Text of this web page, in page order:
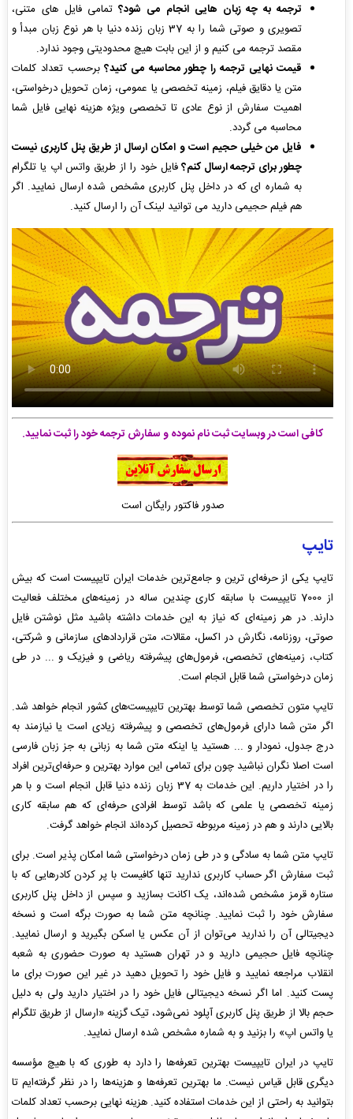
ترجمه به چه زبان هایی انجام می شود؟ تمامی فایل های متنی،
تصویری و صوتی شما را به 37 زبان زنده دنیا با هر نوع زبان مبدأ و
مقصد ترجمه می کنیم و از این بابت هیچ محدودیتی وجود ندارد.
قیمت نهایی ترجمه را چطور محاسبه می کنید؟برحسب تعداد کلمات
متن یا دقایق فیلم، زمینه تخصصی یا عمومی، زمان تحویل درخواستی،
اهمیت سفارش از نوع عادی تا تخصصی ویژه هزینه نهایی فایل شما
محاسبه می گردد.
فایل من خیلی حجیم است و امکان ارسال از طریق پنل کاربری نیست
چطور برای ترجمه ارسال کنم؟فایل خود را از طریق واتس اپ یا تلگرام
به شماره ای که در داخل پنل کاربری مشخص شده ارسال نمایید. اگر
هم فیلم حجیمی دارید می توانید لینک آن را ارسال کنید.
کافی است در وبسایت ثبت نام نموده و سفارش ترجمه خود را ثبت نمایید.
صدور فاکتور رایگان است
تایپ
تایپ یکی از حرفه‌ای ترین و جامع‌ترین خدمات ایران تایپیست است که بیش
از 7000 تایپیست با سابقه کاری چندین ساله در زمینه‌های مختلف فعالیت
دارند. در هر زمینه‌ای که نیاز به این خدمات داشته باشید مثل نوشتن فایل
صوتی، روزنامه، نگارش در اکسل، مقالات، متن قراردادهای سازمانی و شرکتی،
کتاب، زمینه‌های تخصصی، فرمول‌های پیشرفته ریاضی و فیزیک و ... در طی
زمان درخواستی شما قابل انجام است.
تایپ متون تخصصی شما توسط بهترین تایپیست‌های کشور انجام خواهد شد.
اگر متن شما دارای فرمول‌های تخصصی و پیشرفته زیادی است یا نیازمند به
درج جدول، نمودار و ... هستید یا اینکه متن شما به زبانی به جز زبان فارسی
است اصلا نگران نباشید چون برای تمامی این موارد بهترین و حرفه‌ای‌ترین افراد
را در اختیار داریم. این خدمات به 37 زبان زنده دنیا قابل انجام است و با هر
زمینه تخصصی یا علمی که باشد توسط افرادی حرفه‌ای که هم سابقه کاری
بالایی دارند و هم در زمینه مربوطه تحصیل کرده‌اند انجام خواهد گرفت.
تایپ متن شما به سادگی و در طی زمان درخواستی شما امکان پذیر است. برای
ثبت سفارش اگر حساب کاربری ندارید تنها کافیست با پر کردن کادرهایی که با
ستاره قرمز مشخص شده‌اند، یک اکانت بسازید و سپس از داخل پنل کاربری
سفارش خود را ثبت نمایید. چنانچه متن شما به صورت برگه است و نسخه
دیجیتالی آن را ندارید می‌توان از آن عکس یا اسکن بگیرید و ارسال نمایید.
چنانچه فایل حجیمی دارید و در تهران هستید به صورت حضوری به شعبه
انقلاب مراجعه نمایید و فایل خود را تحویل دهید در غیر این صورت برای ما
پست کنید. اما اگر نسخه دیجیتالی فایل خود را در اختیار دارید ولی به دلیل
حجم بالا از طریق پنل کاربری آپلود نمی‌شود، تیک گزینه «ارسال از طریق تلگرام
یا واتس اپ» را بزنید و به شماره مشخص شده ارسال نمایید.
تایپ در ایران تایپیست بهترین تعرفه‌ها را دارد به طوری که با هیچ مؤسسه
دیگری قابل قیاس نیست. ما بهترین تعرفه‌ها و هزینه‌ها را در نظر گرفته‌ایم تا
بتوانید به راحتی از این خدمات استفاده کنید. هزینه نهایی برحسب تعداد کلمات